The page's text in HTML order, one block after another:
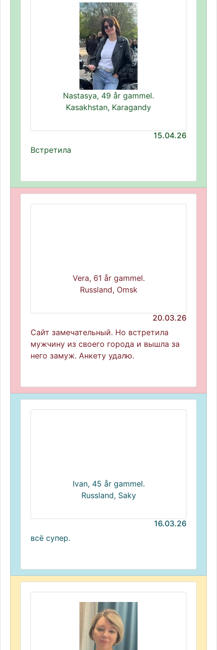
Nastasya, 49 år gammel.
Kasakhstan, Karagandy
15.04.26
Встретила
Vera, 61 år gammel.
Russland, Omsk
20.03.26
Сайт замечательный. Но встретила
мужчину из своего города и вышла за
него замуж. Анкету удалю.
Ivan, 45 år gammel.
Russland, Saky
16.03.26
всё супер.